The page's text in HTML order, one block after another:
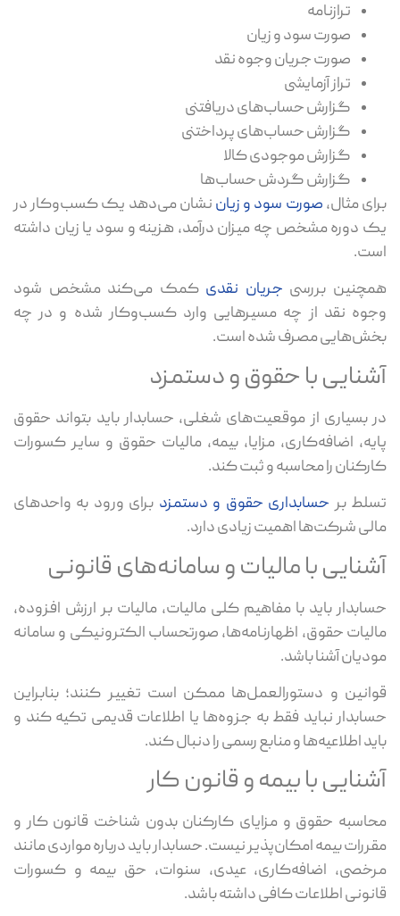
ترازنامه
صورت سود و زیان
صورت جریان وجوه نقد
تراز آزمایشی
گزارش حساب‌های دریافتنی
گزارش حساب‌های پرداختنی
گزارش موجودی کالا
گزارش گردش حساب‌ها
برای مثال، صورت سود و زیان نشان می‌دهد یک کسب‌وکار در
یک دوره مشخص چه میزان درآمد، هزینه و سود یا زیان داشته
است.
همچنین بررسی جریان نقدی کمک می‌کند مشخص شود
وجوه نقد از چه مسیرهایی وارد کسب‌وکار شده و در چه
بخش‌هایی مصرف شده است.
آشنایی با حقوق و دستمزد
در بسیاری از موقعیت‌های شغلی، حسابدار باید بتواند حقوق
پایه، اضافه‌کاری، مزایا، بیمه، مالیات حقوق و سایر کسورات
کارکنان را محاسبه و ثبت کند.
تسلط بر حسابداری حقوق و دستمزد برای ورود به واحدهای
مالی شرکت‌ها اهمیت زیادی دارد.
آشنایی با مالیات و سامانه‌های قانونی
حسابدار باید با مفاهیم کلی مالیات، مالیات بر ارزش افزوده،
مالیات حقوق، اظهارنامه‌ها، صورتحساب الکترونیکی و سامانه
مودیان آشنا باشد.
قوانین و دستورالعمل‌ها ممکن است تغییر کنند؛ بنابراین
حسابدار نباید فقط به جزوه‌ها یا اطلاعات قدیمی تکیه کند و
باید اطلاعیه‌ها و منابع رسمی را دنبال کند.
آشنایی با بیمه و قانون کار
محاسبه حقوق و مزایای کارکنان بدون شناخت قانون کار و
مقررات بیمه امکان‌پذیر نیست. حسابدار باید درباره مواردی مانند
مرخصی، اضافه‌کاری، عیدی، سنوات، حق بیمه و کسورات
قانونی اطلاعات کافی داشته باشد.